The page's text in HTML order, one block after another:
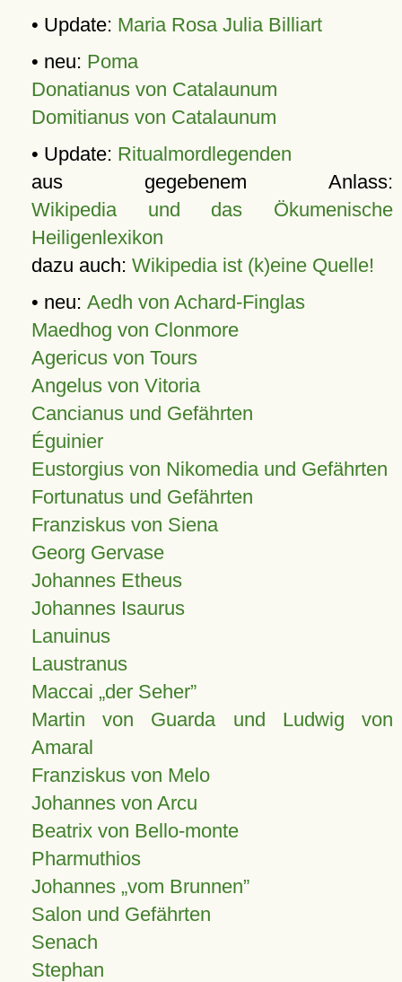
• Update: Maria Rosa Julia Billiart
• neu: Poma
Donatianus von Catalaunum
Domitianus von Catalaunum
• Update: Ritualmordlegenden
aus gegebenem Anlass:
Wikipedia und das Ökumenische
Heiligenlexikon
dazu auch: Wikipedia ist (k)eine Quelle!
• neu: Aedh von Achard-Finglas
Maedhog von Clonmore
Agericus von Tours
Angelus von Vitoria
Cancianus und Gefährten
Éguinier
Eustorgius von Nikomedia und Gefährten
Fortunatus und Gefährten
Franziskus von Siena
Georg Gervase
Johannes Etheus
Johannes Isaurus
Lanuinus
Laustranus
Maccai „der Seher”
Martin von Guarda und Ludwig von
Amaral
Franziskus von Melo
Johannes von Arcu
Beatrix von Bello-monte
Pharmuthios
Johannes vom Brunnen
Salon und Gefährten
Senach
Stephan